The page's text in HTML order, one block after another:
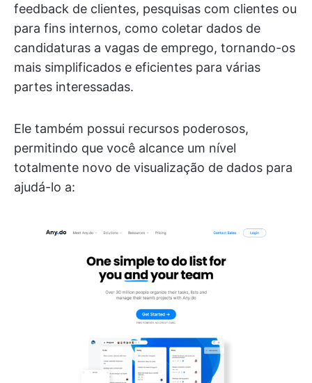
feedback de clientes, pesquisas com clientes ou
para fins internos, como coletar dados de
candidaturas a vagas de emprego, tornando-os
mais simplificados e eficientes para várias
partes interessadas.
Ele também possui recursos poderosos,
permitindo que você alcance um nível
totalmente novo de visualização de dados para
ajudá-lo a: